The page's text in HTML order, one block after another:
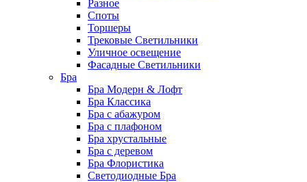
Разное
Споты
Торшеры
Трековые Светильники
Уличное освещение
Фасадные Светильники
Бра
Бра Модерн & Лофт
Бра Классика
Бра с абажуром
Бра с плафоном
Бра хрустальные
Бра с деревом
Бра Флористика
Светодиодные Бра